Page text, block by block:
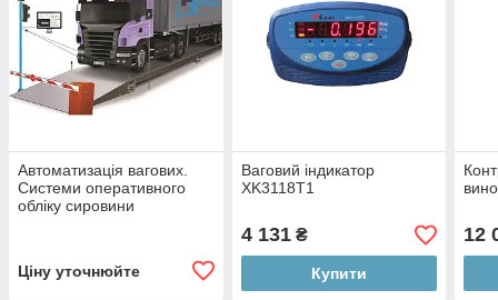
Автоматизація вагових.
Системи оперативного
обліку сировини
Ціну уточнюйте
Ваговий індикатор
XK3118T1
4 131₴
Купити
12